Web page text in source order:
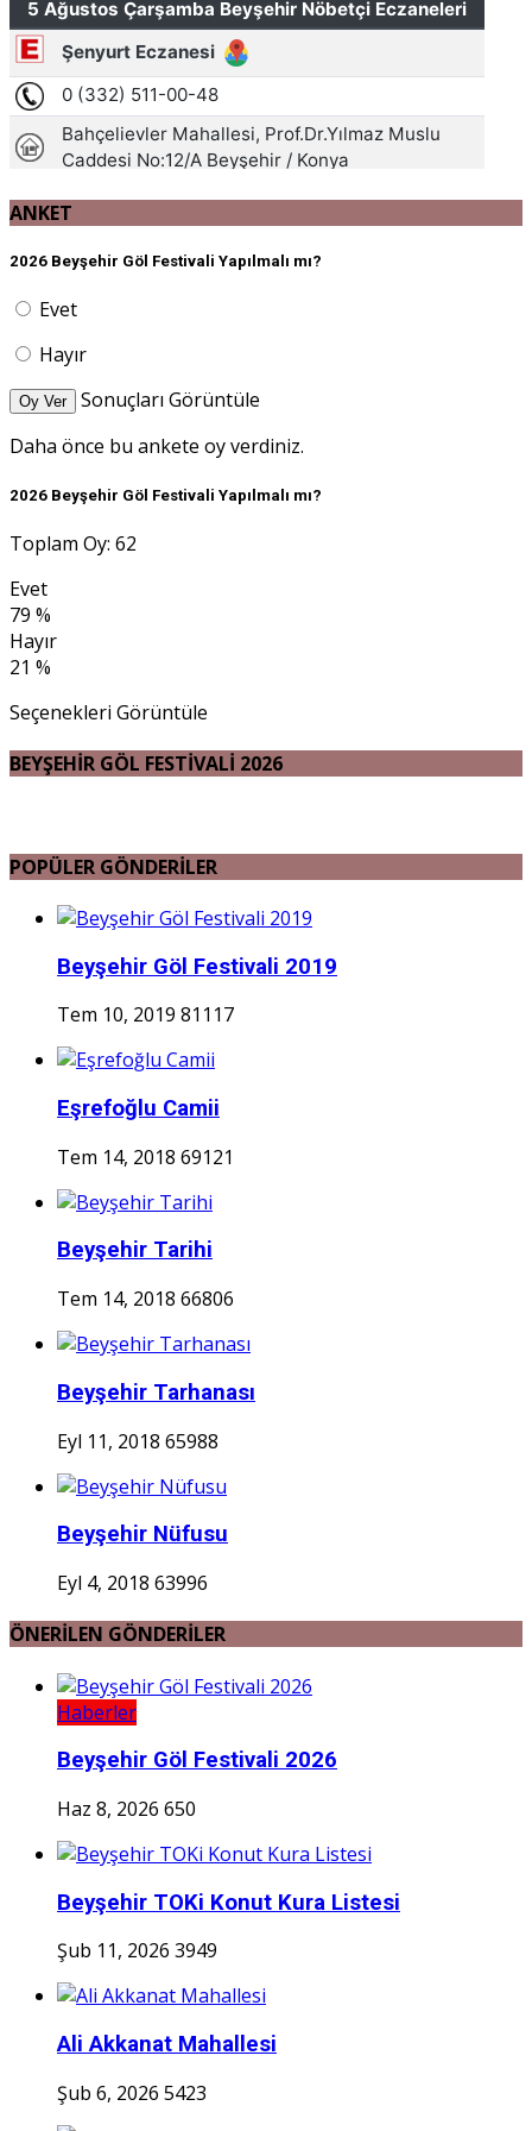
ANKET
2026 Beyşehir Göl Festivali Yapılmalı mı?
Evet
Hayır
Oy Ver
Sonuçları Görüntüle
Daha önce bu ankete oy verdiniz.
2026 Beyşehir Göl Festivali Yapılmalı mı?
Toplam Oy: 62
Evet
79 %
Hayır
21 %
Seçenekleri Görüntüle
BEYŞEHİR GÖL FESTİVALİ 2026
POPÜLER GÖNDERİLER
Beyşehir Göl Festivali 2019
Tem 10, 2019 81117
Eşrefoğlu Camii
Tem 14, 2018 69121
Beyşehir Tarihi
Tem 14, 2018 66806
Beyşehir Tarhanası
Eyl 11, 2018 65988
Beyşehir Nüfusu
Eyl 4, 2018 63996
ÖNERİLEN GÖNDERİLER
Haberler
Beyşehir Göl Festivali 2026
Haz 8, 2026 650
Beyşehir TOKi Konut Kura Listesi
Şub 11, 2026 3949
Ali Akkanat Mahallesi
Şub 6, 2026 5423